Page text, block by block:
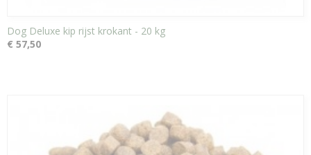
Dog Deluxe kip rijst krokant - 20 kg
€ 57,50